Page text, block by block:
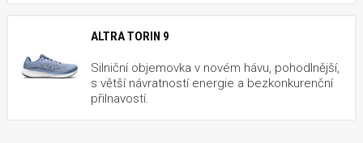
ALTRA TORIN 9
Silniční objemovka v novém hávu, pohodlnější,
s větší návratností energie a bezkonkurenční
přilnavostí.